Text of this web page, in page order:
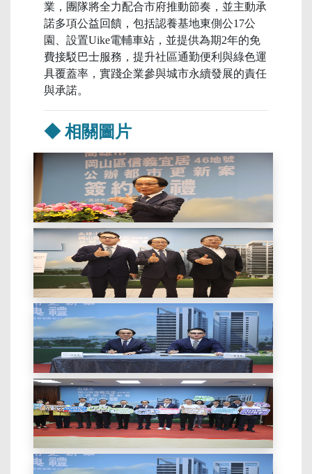
業，團隊將全力配合市府推動節奏，並主動承
諾多項公益回饋，包括認養基地東側公17公
園、設置Uike電輔車站，並提供為期2年的免
費接駁巴士服務，提升社區通勤便利與綠色運
具覆蓋率，實踐企業參與城市永續發展的責任
與承諾。
◆ 相關圖片